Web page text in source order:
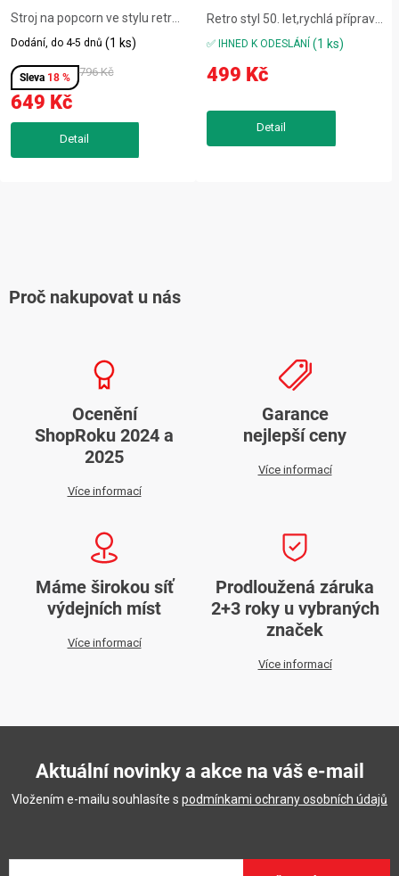
Dodání, do 4-5 dnů (1 ks)
18 %
649 Kč
796 Kč
Stroj na popcorn ve stylu retro
vozíku okouzlí na oslavách i při
domácím filmovém večeru.
Výkon 1200W připraví 50–60 g
voňavého popcornu bez tuku
za pouhé 3 minuty.
Kompaktní...
✅ IHNED K ODESLÁNÍ (1 ks)
499 Kč
Retro styl 50. let,rychlá příprava
horkým vzduchem bez oleje a
tuku,originální občerstvení –
bez tuku, zdravé, chutné a
popkornovačem Guzzanti GZ
á
Proč nakupovat u nás
Ocenění
ShopRoku 2024 a
2025
Více informací
Garance
nejlepší ceny
Více informací
Máme širokou síť
výdejních míst
Více informací
Prodloužená záruka
2+3 roky u vybraných
značek
Více informací
Aktuální novinky a akce na váš e-mail
Vložením e-mailu souhlasíte s podmínkami ochrany osobních údajů